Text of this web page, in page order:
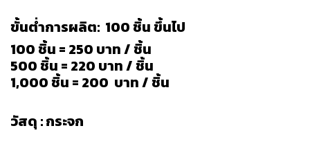
ขั้นต่ำการผลิต: 100 ชิ้น ขึ้นไป
100 ชิ้น = 250 บาท / ชิ้น
500 ชิ้น = 220 บาท / ชิ้น
1,000 ชิ้น = 200 บาท / ชิ้น
วัสดุ : กระจก